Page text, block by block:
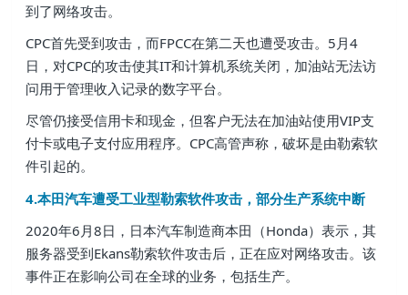
到了网络攻击。
CPC首先受到攻击，而FPCC在第二天也遭受攻击。5月4
日，对CPC的攻击使其IT和计算机系统关闭，加油站无法访
问用于管理收入记录的数字平台。
尽管仍接受信用卡和现金，但客户无法在加油站使用VIP支
付卡或电子支付应用程序。CPC高管声称，破坏是由勒索软
件引起的。
4.本田汽车遭受工业型勒索软件攻击，部分生产系统中断
2020年6月8日，日本汽车制造商本田（Honda）表示，其
服务器受到Ekans勒索软件攻击后，正在应对网络攻击。该
事件正在影响公司在全球的业务，包括生产。